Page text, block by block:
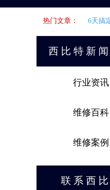
6天搞
热门文章：
西 比 特 新
行业资讯
维修百科
维修案例
联 系 西